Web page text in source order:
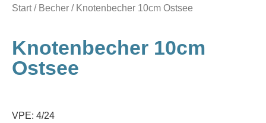
Start/ Becher / Knotenbecher 10cm Ostsee
Knotenbecher 10cm
Ostsee
VPE: 4/24